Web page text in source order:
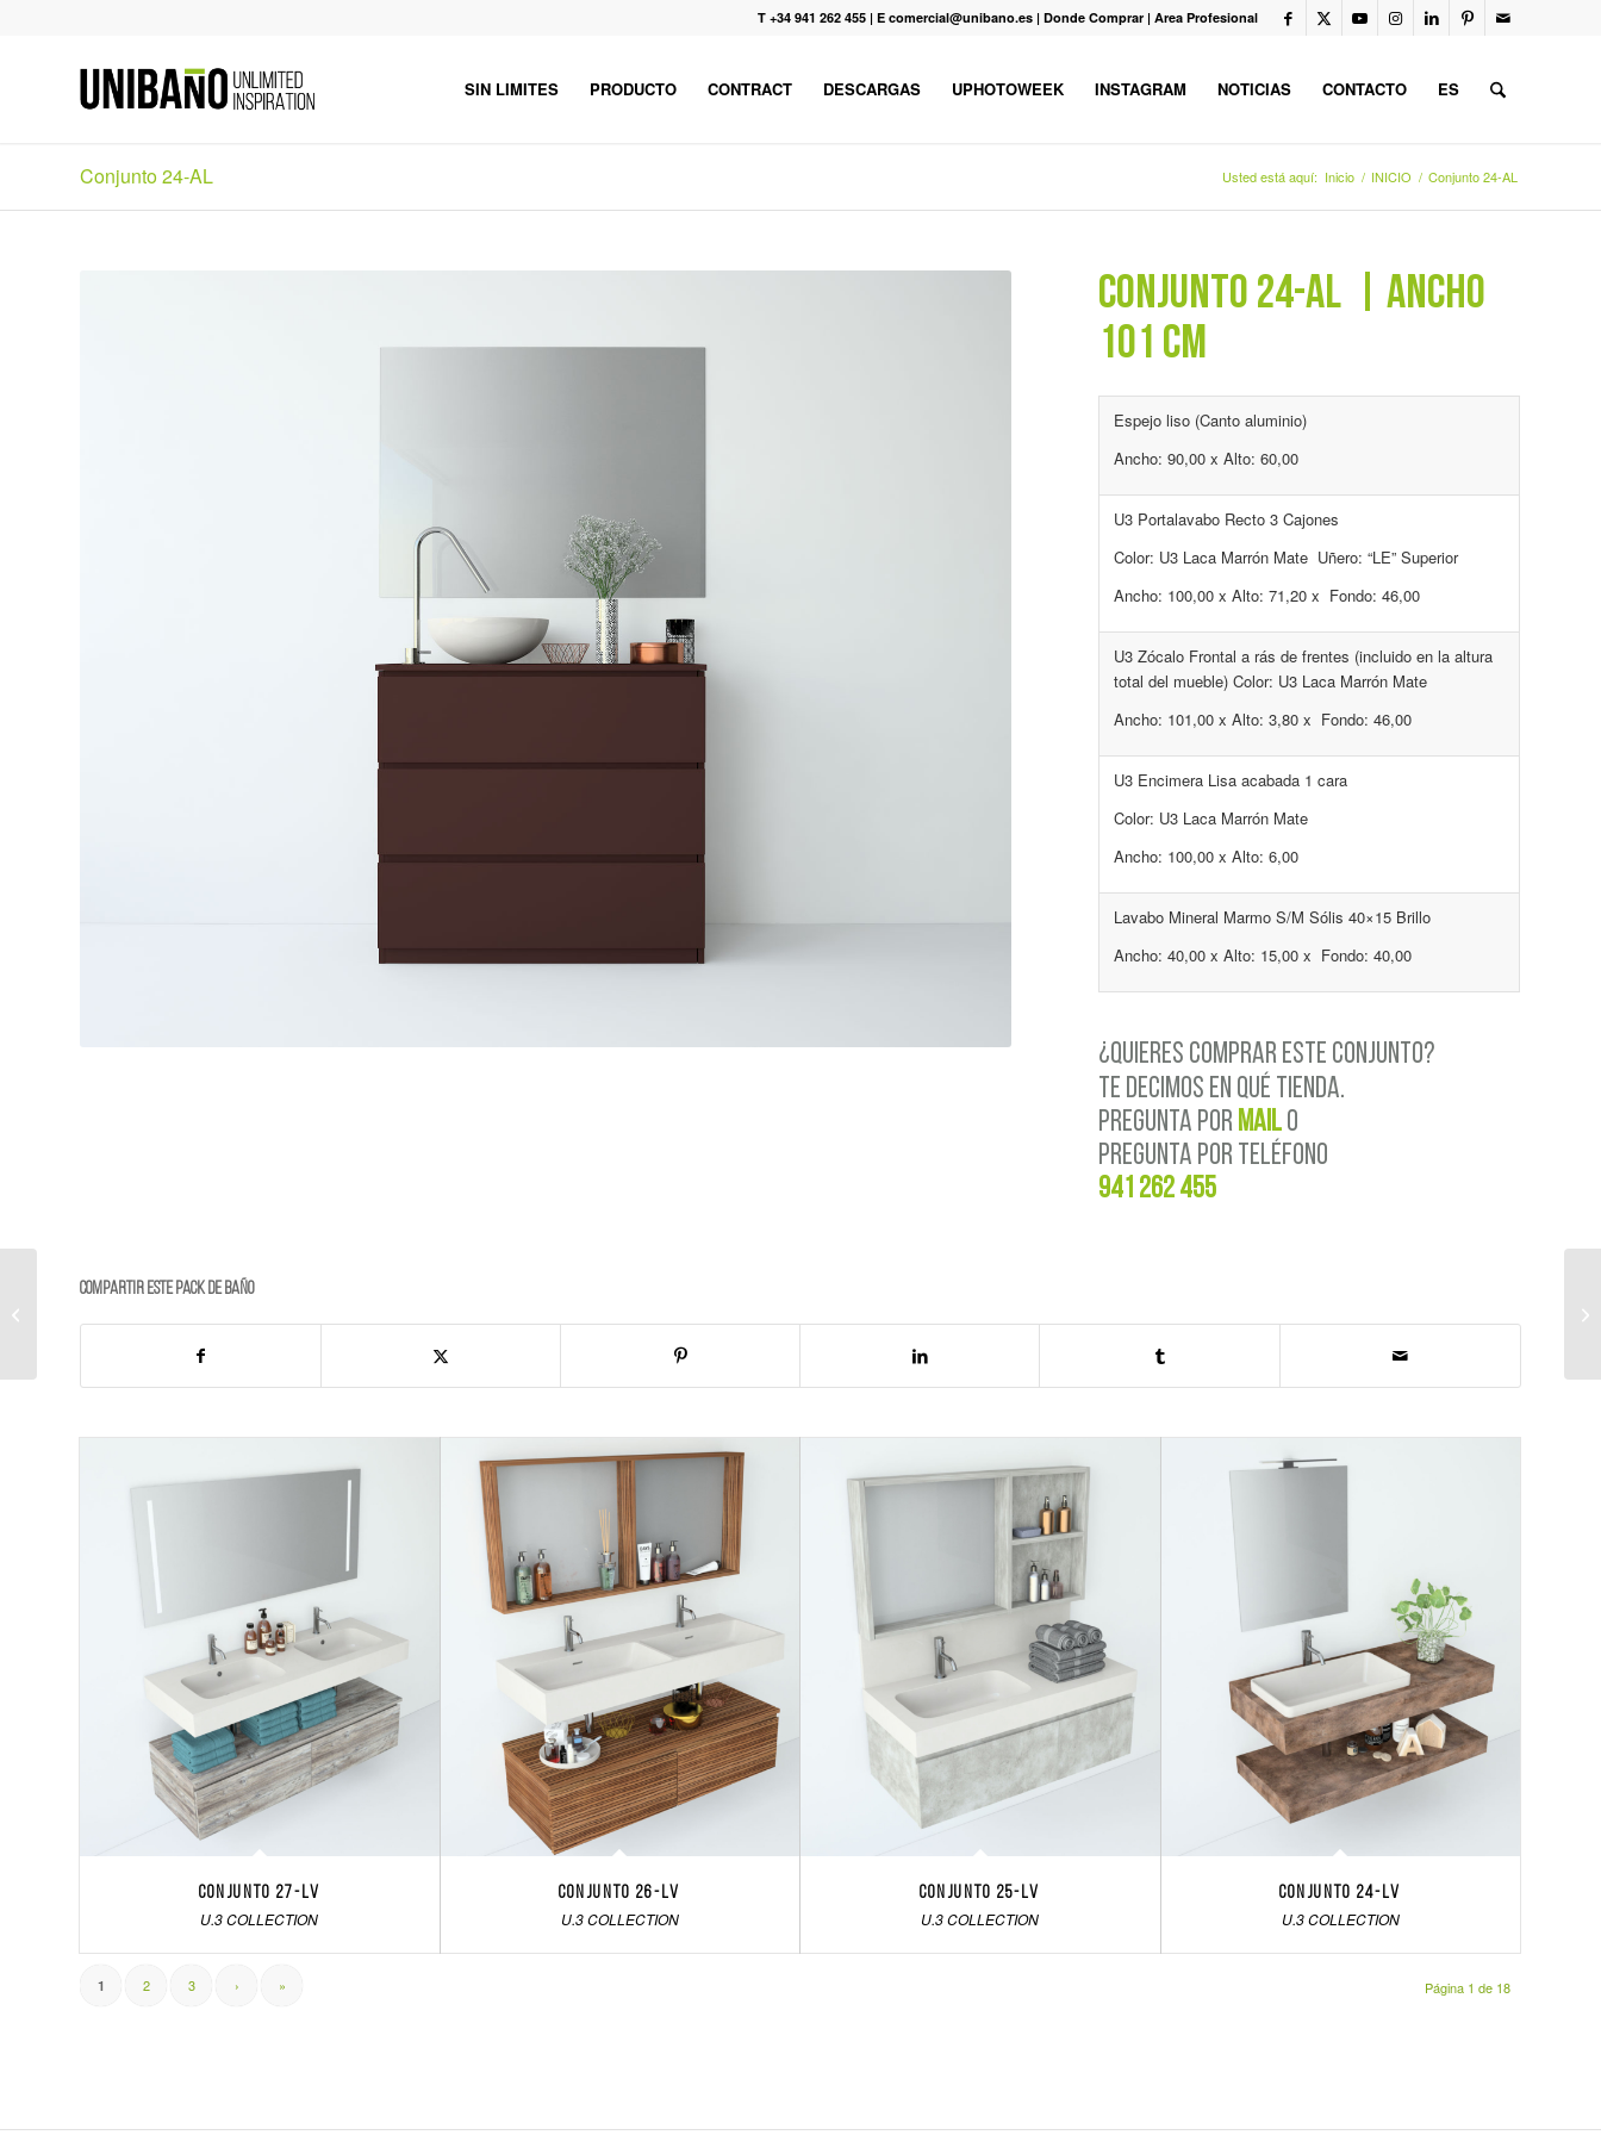
T +34 941 262 455 | E comercial@unibano.es | Donde Comprar | Area Profesional
SIN LIMITES PRODUCTO CONTRACT DESCARGAS UPHOTOWEEK INSTAGRAM NOTICIAS CONTACTO ES
Conjunto 24-AL Usted está aquí: Inicio / INICIO / Conjunto 24-AL
CONJUNTO 24-AL | ANCHO
101 CM
Espejo liso (Canto aluminio)
Ancho: 90,00 x Alto: 60,00
U3 Portalavabo Recto 3 Cajones
Color: U3 Laca Marrón Mate Uñero: “LE” Superior
Ancho: 100,00 x Alto: 71,20 x Fondo: 46,00
U3 Zócalo Frontal a rás de frentes (incluido en la altura
total del mueble) Color: U3 Laca Marrón Mate
Ancho: 101,00 x Alto: 3,80 x Fondo: 46,00
U3 Encimera Lisa acabada 1 cara
Color: U3 Laca Marrón Mate
Ancho: 100,00 x Alto: 6,00
Lavabo Mineral Marmo S/M Sólis 40×15 Brillo
Ancho: 40,00 x Alto: 15,00 x Fondo: 40,00
¿QUIERES COMPRAR ESTE CONJUNTO?
TE DECIMOS EN QUÉ TIENDA.
PREGUNTA POR MAIL o
PREGUNTA POR TELÉFONO
941 262 455
Compartir este PACK de BAÑO
Conjunto 27-LV
U.3 COLLECTION
Conjunto 26-LV
U.3 COLLECTION
Conjunto 25-LV
U.3 COLLECTION
Conjunto 24-LV
U.3 COLLECTION
Página 1 de 18
1 2 3 › »